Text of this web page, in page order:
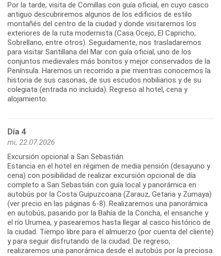
Por la tarde, visita de Comillas con guía oficial, en cuyo casco
antiguo descubriremos algunos de los edificios de estilo
montañés del centro de la ciudad y donde visitaremos los
exteriores de la ruta modernista (Casa Ocejo, El Capricho,
Sobrellano, entre otros). Seguidamente, nos trasladaremos
para visitar Santillana del Mar con guía oficial, uno de los
conjuntos medievales más bonitos y mejor conservados de la
Península. Haremos un recorrido a pie mientras conocemos la
historia de sus casonas, de sus escudos nobiliarios y de su
colegiata (entrada no incluida). Regreso al hotel, cena y
Día 4
mi, 22.07.2026
Excursión opcional a San Sebastián.
Estancia en el hotel en régimen de media pensión (desayuno y
cena) con posibilidad de realizar excursión opcional de día
completo a San Sebastián con guía local y panorámica en
autobús por la Costa Guipuzcoana (Zarauz, Getaria y Zumaya)
(ver precio en las páginas 6-8). Realizaremos una panorámica
en autobús, pasando por la Bahía de la Concha, el ensanche y
el río Urumea, y pasearemos hasta llegar al casco histórico de
la ciudad. Tiempo libre para el almuerzo (por cuenta del cliente)
y para seguir disfrutando de la ciudad. De regreso,
realizaremos una panorámica desde el autobús por la preciosa